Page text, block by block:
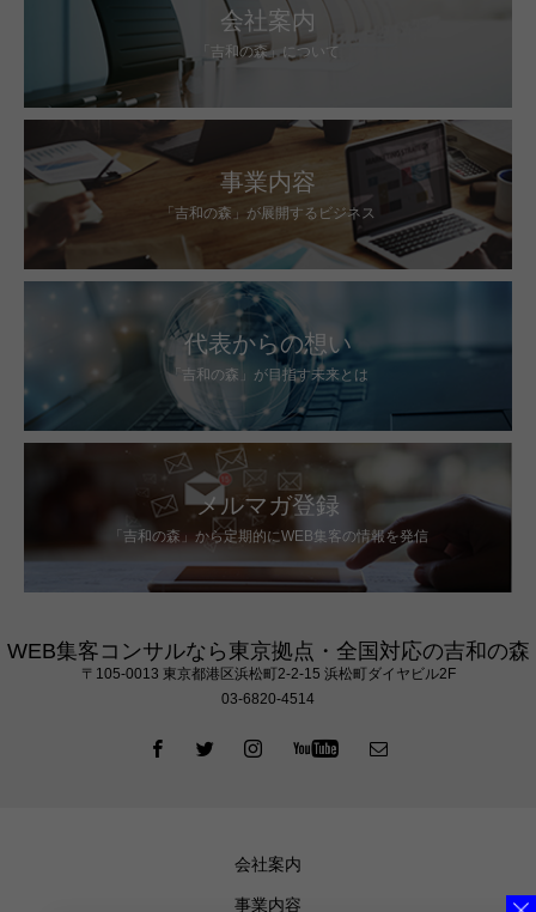
会社案内
「吉和の森」について
事業内容
「吉和の森」が展開するビジネス
代表からの想い
「吉和の森」が目指す未来とは
メルマガ登録
「吉和の森」から定期的にWEB集客の情報を発信
WEB集客コンサルなら東京拠点・全国対応の吉和の森
〒105‐0013 東京都港区浜松町2-2-15 浜松町ダイヤビル2F
03-6820-4514
会社案内
事業内容